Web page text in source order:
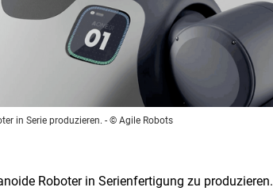
in Serie produzieren. - © Agile Robots
Roboter in Serienfertigung zu produzieren.